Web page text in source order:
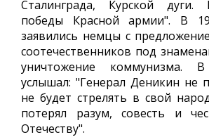
Сталинграда, Курской дуги.
победы Красной армии". В
заявились немцы с
соотечественников под
уничтожение коммунизма.
услышал: "Генерал Деникин не
не будет стрелять в свой
потерял разум, совесть и
Отечеству".